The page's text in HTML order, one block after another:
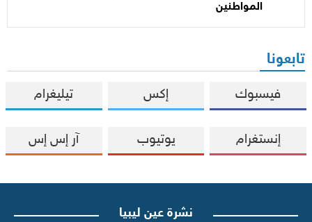
المواطنين
تابعونا
فيسبوك إكس تيليغرام
إنستغرام يوتيوب آر إس إس
نشرة عين ليبيا